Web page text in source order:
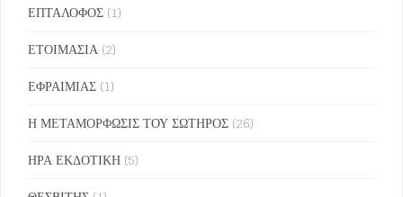
ΕΠΤΑΛΟΦΟΣ (1)
ΕΤΟΙΜΑΣΙΑ (2)
ΕΦΡΑΙΜΙΑΣ (1)
Η ΜΕΤΑΜΟΡΦΩΣΙΣ ΤΟΥ ΣΩΤΗΡΟΣ (26)
ΗΡΑ ΕΚΔΟΤΙΚΗ (5)